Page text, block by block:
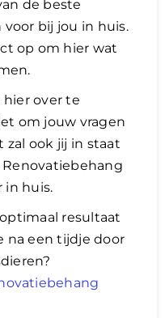
de beste
bij jou in huis.
op om hier wat
hier over te
om jouw vragen
zal ook jij in staat
in huis.
resultaat
na een tijdje door